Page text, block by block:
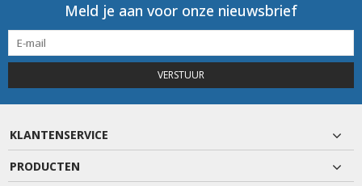
Meld je aan voor onze nieuwsbrief
VERSTUUR
KLANTENSERVICE
PRODUCTEN